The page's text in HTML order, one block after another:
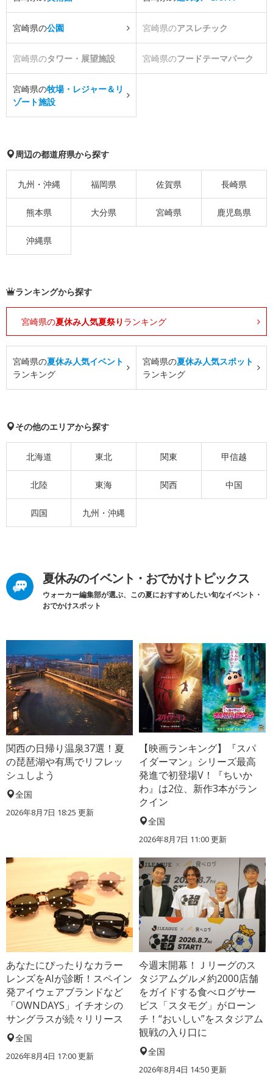
宮崎県の公園 宮崎県のアスレチック
宮崎県のタワー・展望施設 宮崎県のフードテーマパーク
宮崎県の牧場・レジャー＆リ
ゾート施設
周辺の都道府県から探す
九州・沖縄 福岡県 佐賀県 長崎県
熊本県 大分県 宮崎県 鹿児島県
沖縄県
ランキングから探す
宮崎県の夏休み人気夏祭り ランキング
宮崎県の夏休み人気イベント
ランキング
宮崎県の夏休み人気スポット
ランキング
その他のエリアから探す
北海道 東北 関東 甲信越
北陸 東海 関西 中国
四国 九州・沖縄
夏休みのイベント・おでかけトピックス
ウォーカー編集部が選ぶ、この夏におすすめしたい旬なイベント・
おでかけスポット
関西の日帰り温泉37選！夏
の琵琶湖や有馬でリフレッ
シュしよう
全国
2026年8月7日 18:25 更新
【映画ランキング】『スパ
イダーマン』シリーズ最高
発進で初登場V！『ちいか
わ』は2位、新作3本がラン
クイン
全国
2026年8月7日 11:00更新
あなたにぴったりなカラー
レンズをAIが診断！スペイン
発アイウェアブランドなど
「OWNDAYS」イチオシの
サングラスが続々リリース
全国
2026年8月4日 17:00更新
今週末開幕！Ｊリーグのス
タジアムグルメ約2000店舗
をガイドする食べログサー
ビス「スタモグ」がローン
チ！“おいしい”をスタジアム
観戦の入り口に
全国
2026年8月4日 14:50更新